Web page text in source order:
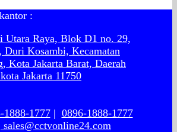
:
Utara Raya, Blok D1 no. 29,
Duri Kosambi, Kecamatan
Kota Jakarta Barat, Daerah
Jakarta 11750
1888-1777| 0896-1888-1777
sales@cctvonline24.com